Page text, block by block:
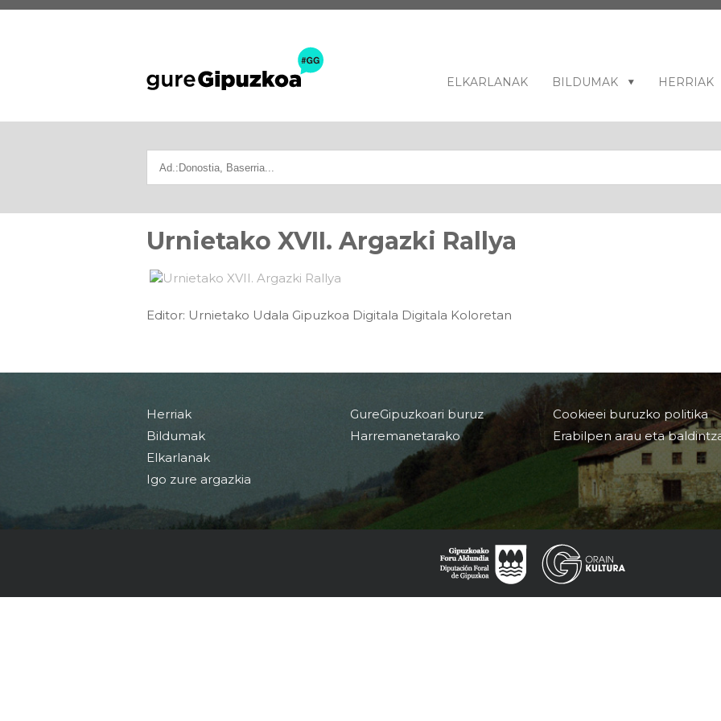
ELKARLANAK BILDUMAK HERRIAK
Urnietako XVII. Argazki Rallya
Editor: Urnietako Udala Gipuzkoa Digitala Digitala Koloretan
Herriak
Bildumak
Elkarlanak
Igo zure argazkia
GureGipuzkoari buruz
Harremanetarako
Cookieei buruzko politika
Erabilpen arau eta